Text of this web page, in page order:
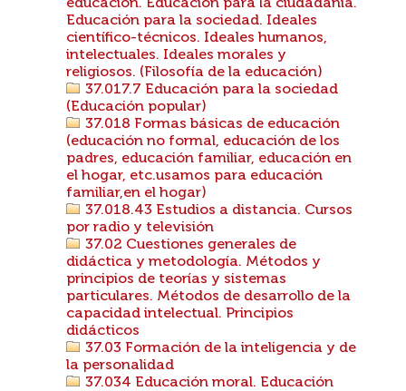
educación. Educación para la ciudadanía.
Educación para la sociedad. Ideales
científico-técnicos. Ideales humanos,
intelectuales. Ideales morales y
religiosos. (Filosofía de la educación)
37.017.7 Educación para la sociedad
(Educación popular)
37.018 Formas básicas de educación
(educación no formal, educación de los
padres, educación familiar, educación en
el hogar, etc.usamos para educación
familiar,en el hogar)
37.018.43 Estudios a distancia. Cursos
por radio y televisión
37.02 Cuestiones generales de
didáctica y metodología. Métodos y
principios de teorías y sistemas
particulares. Métodos de desarrollo de la
capacidad intelectual. Principios
didácticos
37.03 Formación de la inteligencia y de
la personalidad
37.034 Educación moral. Educación